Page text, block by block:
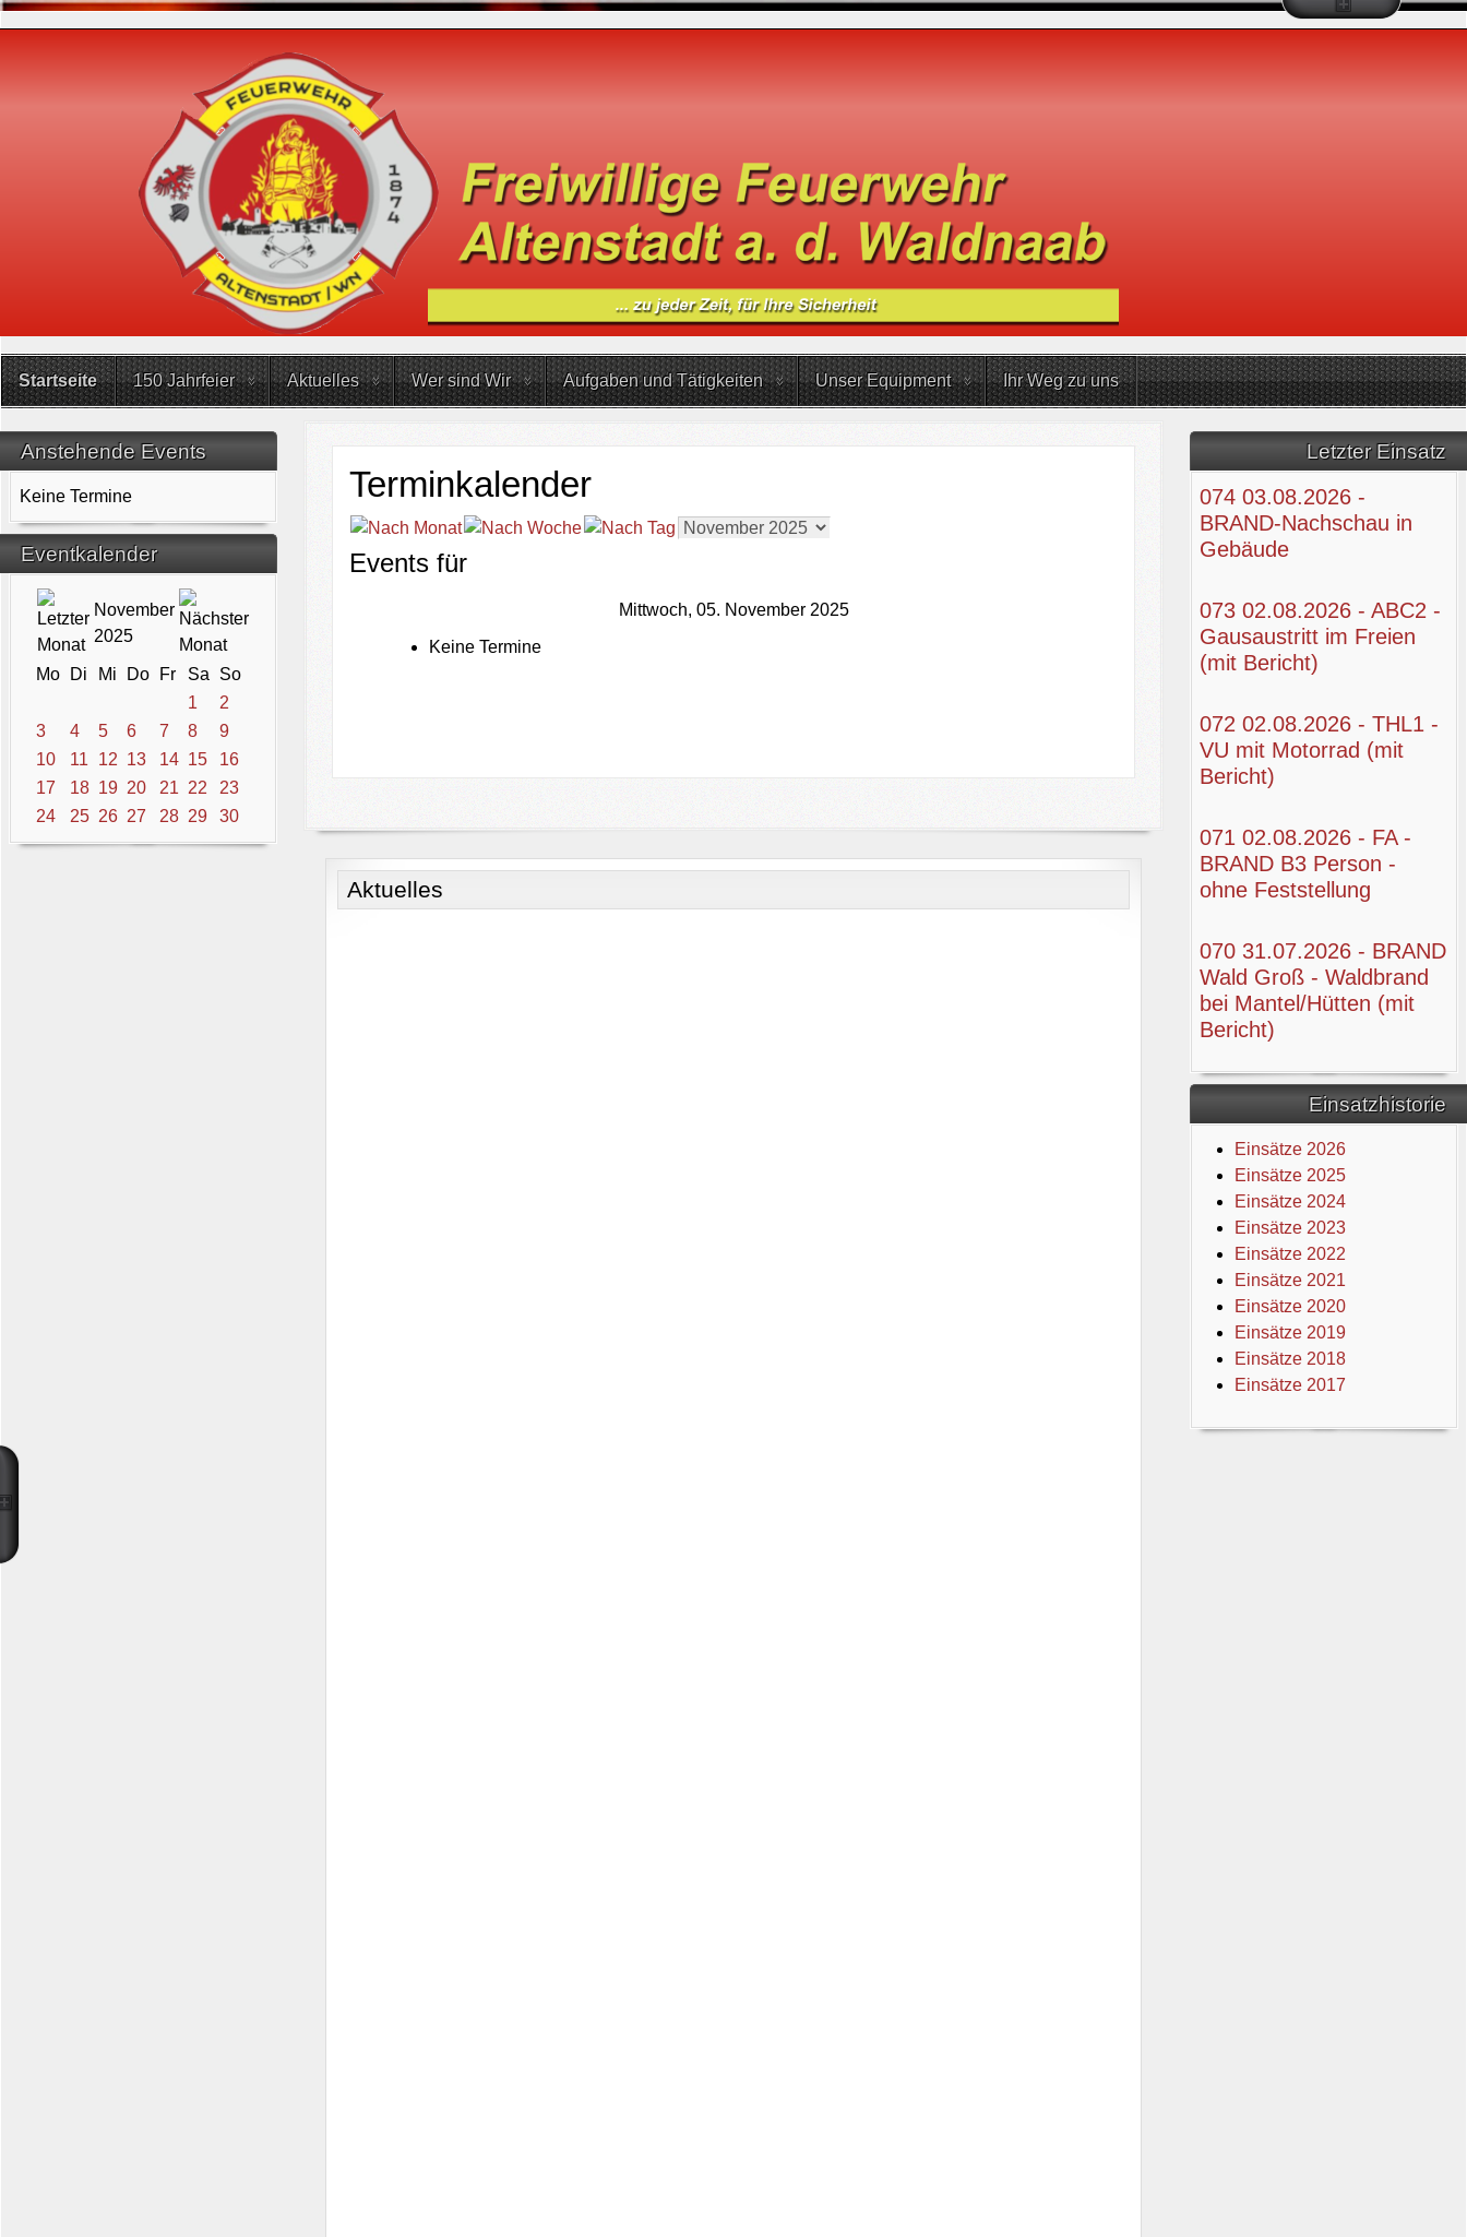
Startseite 150 Jahrfeier Aktuelles Wer sind Wir Aufgaben und Tätigkeiten Unser Equipment Ihr Weg zu uns
Anstehende Events
Keine Termine
Eventkalender
November
2025
Mo Di Mi Do Fr Sa
So
1
2
3
4 5 6 7 8
9
10
11 12 13 14 15
16
17
18 19 20 21 22
23
24
25 26 27 28 29 30
Letzter Einsatz
074 03.08.2026 -
BRAND-Nachschau in
Gebäude
073 02.08.2026 - ABC2 -
Gausaustritt im Freien
(mit Bericht)
072 02.08.2026 - THL1 -
VU mit Motorrad (mit
Bericht)
071 02.08.2026 - FA -
BRAND B3 Person -
ohne Feststellung
070 31.07.2026 - BRAND
Wald Groß - Waldbrand
bei Mantel/Hütten (mit
Bericht)
Einsatzhistorie
Einsätze 2026
Einsätze 2025
Einsätze 2024
Einsätze 2023
Einsätze 2022
Einsätze 2021
Einsätze 2020
Einsätze 2019
Einsätze 2018
Einsätze 2017
Terminkalender
Events für
Mittwoch, 05. November 2025
Keine Termine
Aktuelles